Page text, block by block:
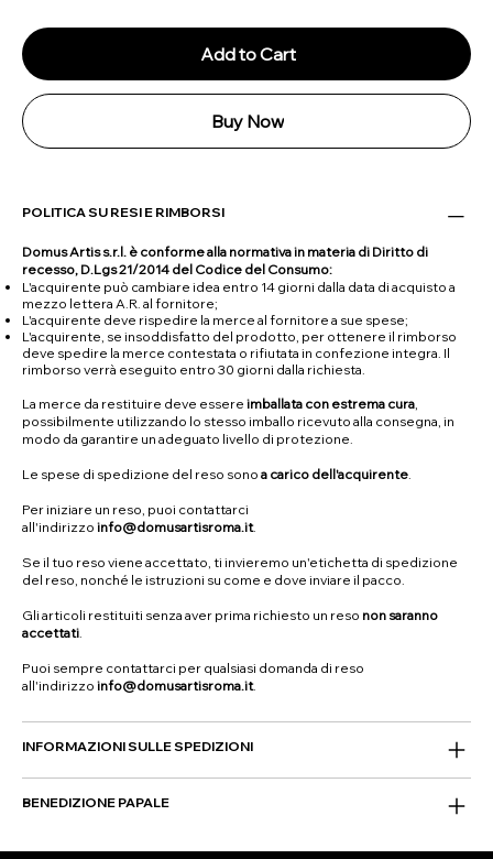
Add to Cart
Buy Now
POLITICA SU RESI E RIMBORSI
Domus Artis s.r.l. è conforme alla normativa in materia di Diritto di
recesso, D.Lgs 21/2014 del Codice del Consumo:
L'acquirente può cambiare idea entro 14 giorni dalla data di acquisto a
mezzo lettera A.R. al fornitore;
L'acquirente deve rispedire la merce al fornitore a sue spese;
L'acquirente, se insoddisfatto del prodotto, per ottenere il rimborso
deve spedire la merce contestata o rifiutata in confezione integra. Il
rimborso verrà eseguito entro 30 giorni dalla richiesta.
La merce da restituire deve essereimballata con estrema cura,
possibilmente utilizzando lo stesso imballo ricevuto alla consegna, in
modo da garantire un adeguato livello di protezione.
Le spese di spedizione del reso sonoa carico dell'acquirente.
Per iniziare un reso, puoi contattarci
all'indirizzoinfo@domusartisroma.it.
Se il tuo reso viene accettato, ti invieremo un'etichetta di spedizione
del reso, nonché le istruzioni su come e dove inviare il pacco.
Gli articoli restituiti senza aver prima richiesto un reso non saranno
accettati.
Puoi sempre contattarci per qualsiasi domanda di reso
all'indirizzoinfo@domusartisroma.it.
INFORMAZIONI SULLE SPEDIZIONI
BENEDIZIONE PAPALE